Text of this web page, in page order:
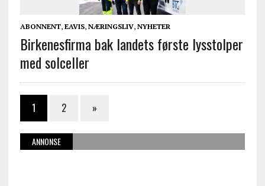
ABONNENT, EAVIS, NÆRINGSLIV, NYHETER
Birkenesfirma bak landets første lysstolper
med solceller
1 2 »
ANNONSE